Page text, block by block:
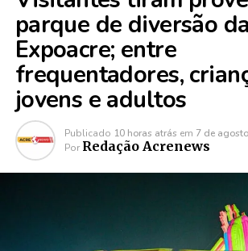
parque de diversão da
Expoacre; entre
frequentadores,
jovens e adultos
Publicado 10 horas atrás em 7 de
Por Redação Acrenews